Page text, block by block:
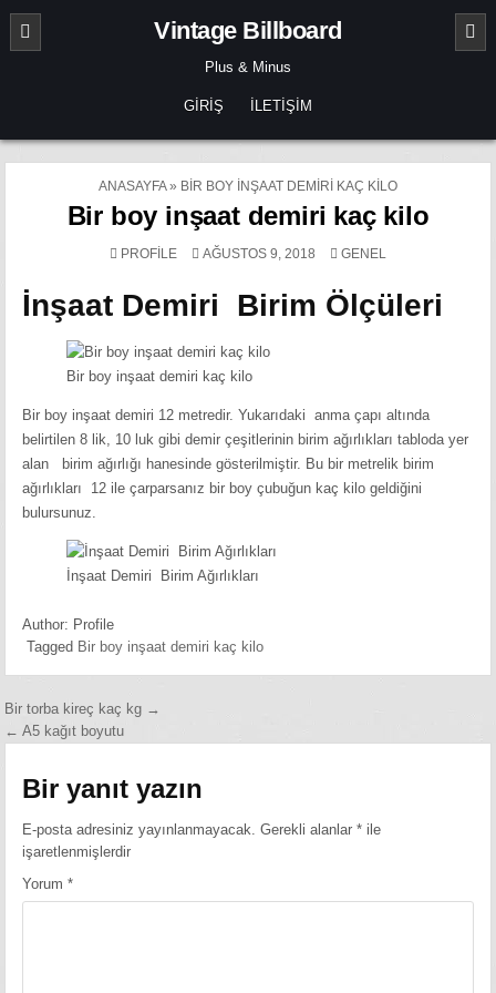
Skip
content
Vintage Billboard
Plus & Minus
GIRIŞ İLETIŞIM
ANASAYFA» BIR BOY INŞAAT DEMIRI KAÇ KILO
Bir boy inşaat demiri kaç kilo
PROFILE AĞUSTOS 9, 2018
POSTED
GENEL
İnşaat Demiri Birim Ölçüleri
Bir boy inşaat demiri kaç kilo
Bir boy inşaat demiri 12 metredir. Yukarıdaki anma çapı altında
belirtilen 8 lik, 10 luk gibi demir çeşitlerinin birim ağırlıkları tabloda yer
alan birim ağırlığı hanesinde gösterilmiştir. Bu bir metrelik birim
ağırlıkları 12 ile çarparsanız bir boy çubuğun kaç kilo geldiğini
bulursunuz.
İnşaat Demiri Birim Ağırlıkları
Author: Profile
Tagged Bir boy inşaat demiri kaç kilo
Yazı
gezinmesi
Bir torba kireç kaç kg →
← A5 kağıt boyutu
Bir yanıt yazın
E-posta adresiniz yayınlanmayacak. Gerekli alanlar* ile
işaretlenmişlerdir
Yorum*